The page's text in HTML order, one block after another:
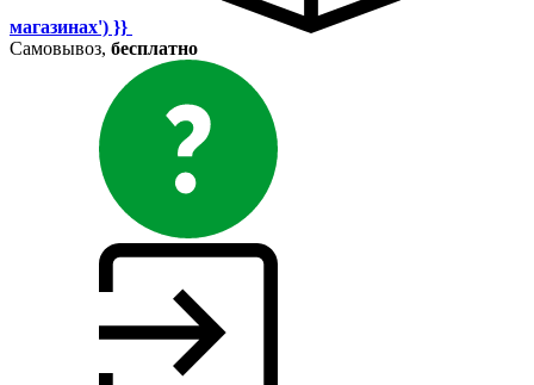
магазинах') }}
Самовывоз, бесплатно